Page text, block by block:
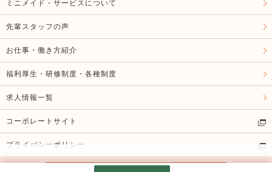
ミニメイド・サービスについて
先輩スタッフの声
お仕事・働き方紹介
福利厚生・研修制度・各種制度
求人情報一覧
コーポレートサイト
プライバシーポリシー